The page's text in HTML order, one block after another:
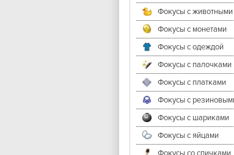
Фокусы с животными
Фокусы с монетами
Фокусы с одеждой
Фокусы с палочками
Фокусы с платками
Фокусы с
Фокусы с шариками
Фокусы с яйцами